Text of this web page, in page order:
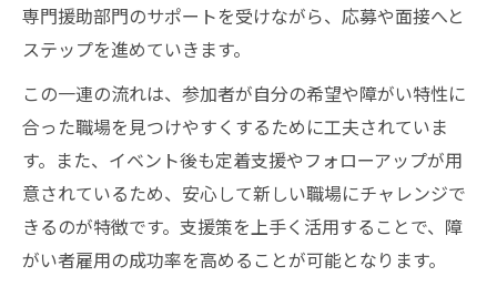
専門援助部門のサポートを受けながら、応募や面接へと
ステップを進めていきます。
この一連の流れは、参加者が自分の希望や障がい特性に
合った職場を見つけやすくするために工夫されていま
す。また、イベント後も定着支援やフォローアップが用
意されているため、安心して新しい職場にチャレンジで
きるのが特徴です。支援策を上手く活用することで、障
がい者雇用の成功率を高めることが可能となります。